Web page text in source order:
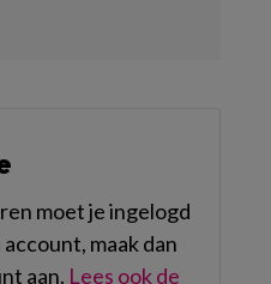
moet je ingelogd
maak dan
aan. Lees ook de